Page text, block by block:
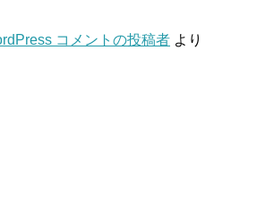
コメントの投稿者 より